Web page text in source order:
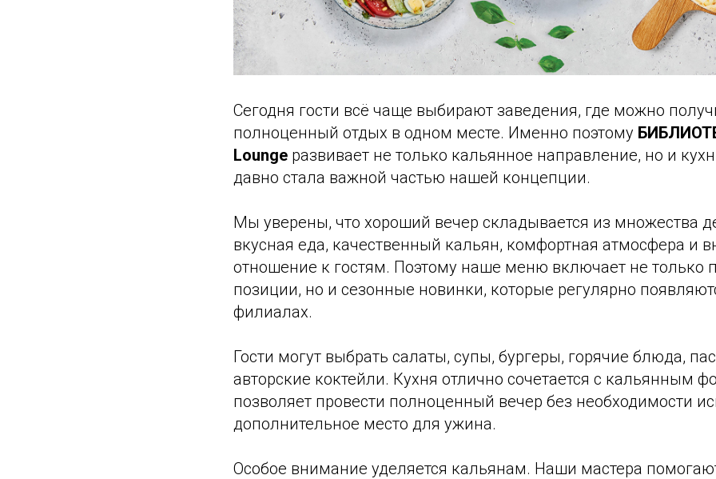
Сегодня гости всё чаще выбирают заведения, где можно
полноценный отдых в одном месте. Именно поэтому
Lounge развивает не только кальянное направление, но и
давно стала важной частью нашей концепции.
Мы уверены, что хороший вечер складывается из множества
вкусная еда, качественный кальян, комфортная атмосфера и
отношение к гостям. Поэтому наше меню включает не только
позиции, но и сезонные новинки, которые регулярно
филиалах.
Гости могут выбрать салаты, супы, бургеры, горячие блюда,
авторские коктейли. Кухня отлично сочетается с кальянным
позволяет провести полноценный вечер без необходимости
дополнительное место для ужина.
Особое внимание уделяется кальянам. Наши мастера